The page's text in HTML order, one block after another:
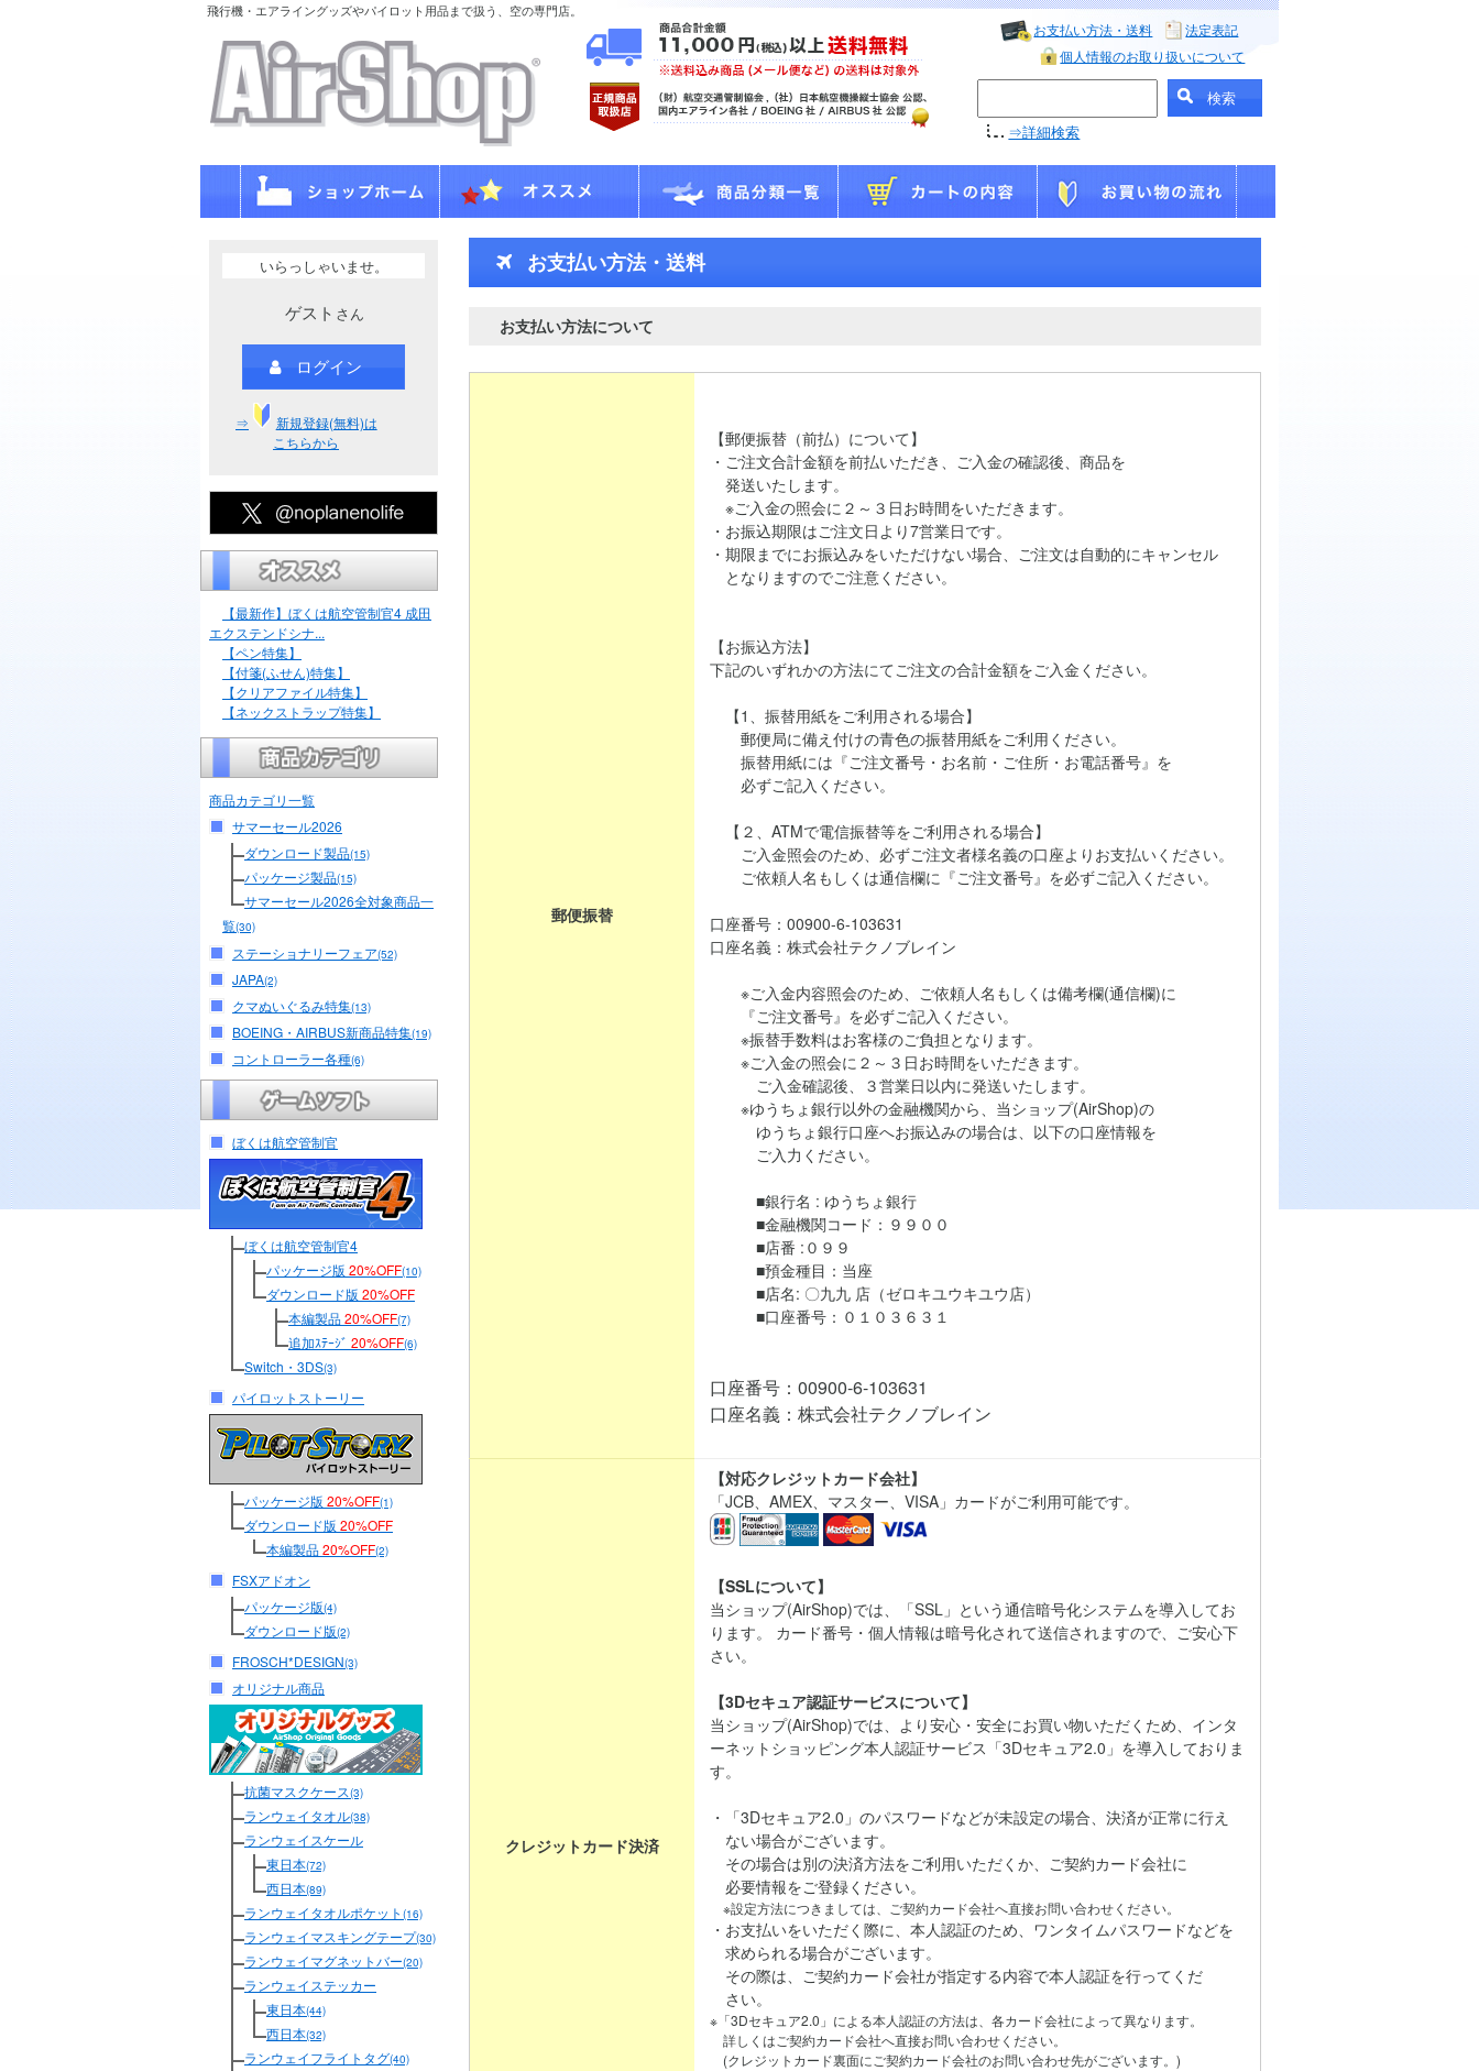
飛行機・エアライングッズやパイロット用品まで扱う、空の専門店。
お支払い方法・送料
法定表記
個人情報のお取り扱いについて
⇒詳細検索
いらっしゃいませ。
ゲスト さん
ログイン
⇒
新規登録(無料)は
こちらから
【最新作】ぼくは航空管制官4 成田
エクステンドシナ...
【ペン特集】
【付箋(ふせん)特集】
【クリアファイル特集】
【ネックストラップ特集】
商品カテゴリ一覧
サマーセール2026
ダウンロード製品(15)
パッケージ製品(15)
サマーセール2026全対象商品一
覧(30)
ステーショナリーフェア(52)
JAPA(2)
クマぬいぐるみ特集(13)
BOEING・AIRBUS新商品特集(19)
コントローラー各種(6)
ぼくは航空管制官
ぼくは航空管制官4
パッケージ版 20%OFF(10)
ダウンロード版 20%OFF
本編製品20%OFF(7)
追加ｽﾃｰｼﾞ 20%OFF(6)
Switch・3DS(3)
パイロットストーリー
パッケージ版 20%OFF(1)
ダウンロード版 20%OFF
本編製品20%OFF(2)
FSXアドオン
パッケージ版(4)
ダウンロード版(2)
FROSCH*DESIGN(3)
オリジナル商品
抗菌マスクケース(3)
ランウェイタオル(38)
ランウェイスケール
東日本(72)
西日本(89)
ランウェイタオルポケット (16)
ランウェイマスキングテープ(30)
ランウェイマグネットバー(20)
ランウェイステッカー
東日本(44)
西日本(32)
ランウェイフライトタグ(40)
お支払い方法・送料
お支払い方法について
郵便振替
【郵便振替（前払）について】
・ご注文合計金額を前払いただき、ご入金の確認後、商品を
発送いたします。
※ご入金の照会に２～３日お時間をいただきます。
・お振込期限はご注文日より7営業日です。
・期限までにお振込みをいただけない場合、ご注文は自動的にキャンセル
となりますのでご注意ください。
【お振込方法】
下記のいずれかの方法にてご注文の合計金額をご入金ください。
【1、振替用紙をご利用される場合】
郵便局に備え付けの青色の振替用紙をご利用ください。
振替用紙には『ご注文番号・お名前・ご住所・お電話番号』を
必ずご記入ください。
【２、ATMで電信振替等をご利用される場合】
ご入金照会のため、必ずご注文者様名義の口座よりお支払いください。
ご依頼人名もしくは通信欄に『ご注文番号』を必ずご記入ください。
口座番号：00900-6-103631
口座名義：株式会社テクノブレイン
※ご入金内容照会のため、ご依頼人名もしくは備考欄(通信欄)に
『ご注文番号』を必ずご記入ください。
※振替手数料はお客様のご負担となります。
※ご入金の照会に２～３日お時間をいただきます。
ご入金確認後、３営業日以内に発送いたします。
※ゆうちょ銀行以外の金融機関から、当ショップ(AirShop)の
ゆうちょ銀行口座へお振込みの場合は、以下の口座情報を
ご入力ください。
■銀行名 : ゆうちょ銀行
■金融機関コード：９９００
■店番 :０９９
■預金種目：当座
■店名: 〇九九 店（ゼロキユウキユウ店）
■口座番号：０１０３６３１
口座番号：00900-6-103631
口座名義：株式会社テクノブレイン
クレジットカード決済
【対応クレジットカード会社】
「JCB、AMEX、マスター、VISA」カードがご利用可能です。
【SSLについて】
当ショップ(AirShop)では、「SSL」という通信暗号化システムを導入してお
ります。 カード番号・個人情報は暗号化されて送信されますので、ご安心下
さい。
【3Dセキュア認証サービスについて】
当ショップ(AirShop)では、より安心・安全にお買い物いただくため、インタ
ーネットショッピング本人認証サービス「3Dセキュア2.0」を導入しておりま
す。
・「3Dセキュア2.0」のパスワードなどが未設定の場合、決済が正常に行え
ない場合がございます。
その場合は別の決済方法をご利用いただくか、ご契約カード会社に
必要情報をご登録ください。
※設定方法につきましては、ご契約カード会社へ直接お問い合わせください。
・お支払いをいただく際に、本人認証のため、ワンタイムパスワードなどを
求められる場合がございます。
その際は、ご契約カード会社が指定する内容で本人認証を行ってくだ
さい。
※「3Dセキュア2.0」による本人認証の方法は、各カード会社によって異なります。
詳しくはご契約カード会社へ直接お問い合わせください。
(クレジットカード裏面にご契約カード会社のお問い合わせ先がございます。)